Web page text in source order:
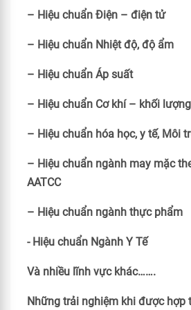
– Hiệu chuẩn Điện – điện tử
– Hiệu chuẩn Nhiệt độ, độ ẩm
– Hiệu chuẩn Áp suất
– Hiệu chuẩn Cơ khí – khối
– Hiệu chuẩn hóa học, y tế, Môi
– Hiệu chuẩn ngành may mặc
AATCC
– Hiệu chuẩn ngành thực phẩm
- Hiệu chuẩn Ngành Y Tế
Và nhiều lĩnh vực khác…….
Những trải nghiệm khi được hợp